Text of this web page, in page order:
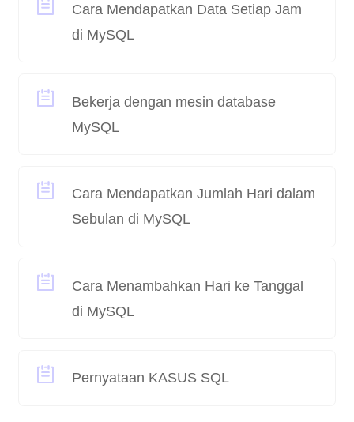
Cara Mendapatkan Data Setiap Jam
di MySQL
Bekerja dengan mesin database
MySQL
Cara Mendapatkan Jumlah Hari dalam
Sebulan di MySQL
Cara Menambahkan Hari ke Tanggal
di MySQL
Pernyataan KASUS SQL